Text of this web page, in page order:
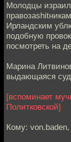
Молодцы
Ирландским
подобную
посмотреть на
Марина
выдающаяся
[вспоминает
Политковской]
Кому: von.baden,